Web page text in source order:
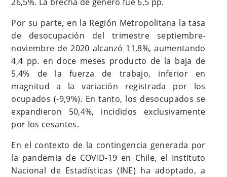
Por su parte, en la Región Metropolitana la tasa
de desocupación del trimestre septiembre-
noviembre de 2020 alcanzó 11,8%, aumentando
4,4 pp. en doce meses producto de la baja de
5,4% de la fuerza de trabajo, inferior en
magnitud a la variación registrada por los
ocupados (-9,9%). En tanto, los desocupados se
expandieron 50,4%, incididos exclusivamente
por los cesantes.
En el contexto de la contingencia generada por
la pandemia de COVID-19 en Chile, el Instituto
Nacional de Estadísticas (INE) ha adoptado, a